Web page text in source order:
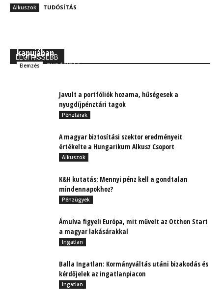
Alkuszok TUDÓSÍTÁS
LEGFRISSEBB
kapujában
Elemzés TUDÓSÍTÁS
Javult a portfóliók hozama, hűségesek a
nyugdíjpénztári tagok
Pénztárak
A magyar biztosítási szektor eredményeit
értékelte a Hungarikum Alkusz Csoport
Alkuszok
K&H kutatás: Mennyi pénz kell a gondtalan
mindennapokhoz?
Pénzügyek
Ámulva figyeli Európa, mit művelt az Otthon Start
a magyar lakásárakkal
Ingatlan
Balla Ingatlan: Kormányváltás utáni bizakodás és
kérdőjelek az ingatlanpiacon
Ingatlan